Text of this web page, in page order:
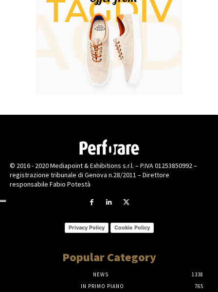
© 2016 - 2020 Mediapoint & Exhibitions s.r.l. – P.IVA 01253850992 –
registrazione tribunale di Genova n.28/2011 – Direttore
responsabile Fabio Potestà
Privacy Policy Cookie Policy
Popular Category
NEWS
1338
IN PRIMO PIANO
765